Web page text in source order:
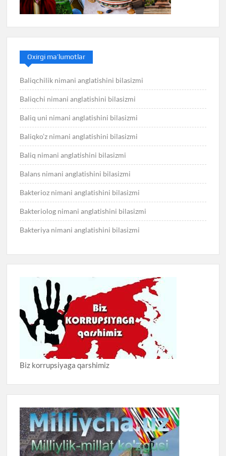
Oxirgi ma’lumotlar
Baliqchilik nimani anglatishini bilasizmi
Baliqchi nimani anglatishini bilasizmi
Baliq uni nimani anglatishini bilasizmi
Baliqko’z nimani anglatishini bilasizmi
Baliq nimani anglatishini bilasizmi
Balans nimani anglatishini bilasizmi
Bakterioz nimani anglatishini bilasizmi
Bakteriolog nimani anglatishini bilasizmi
Bakteriya nimani anglatishini bilasizmi
Biz korrupsiyaga qarshimiz